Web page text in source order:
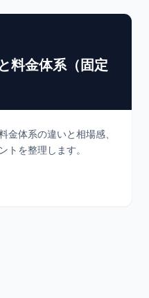
料金体系（固定
金体系の違いと相場感、
トを整理します。